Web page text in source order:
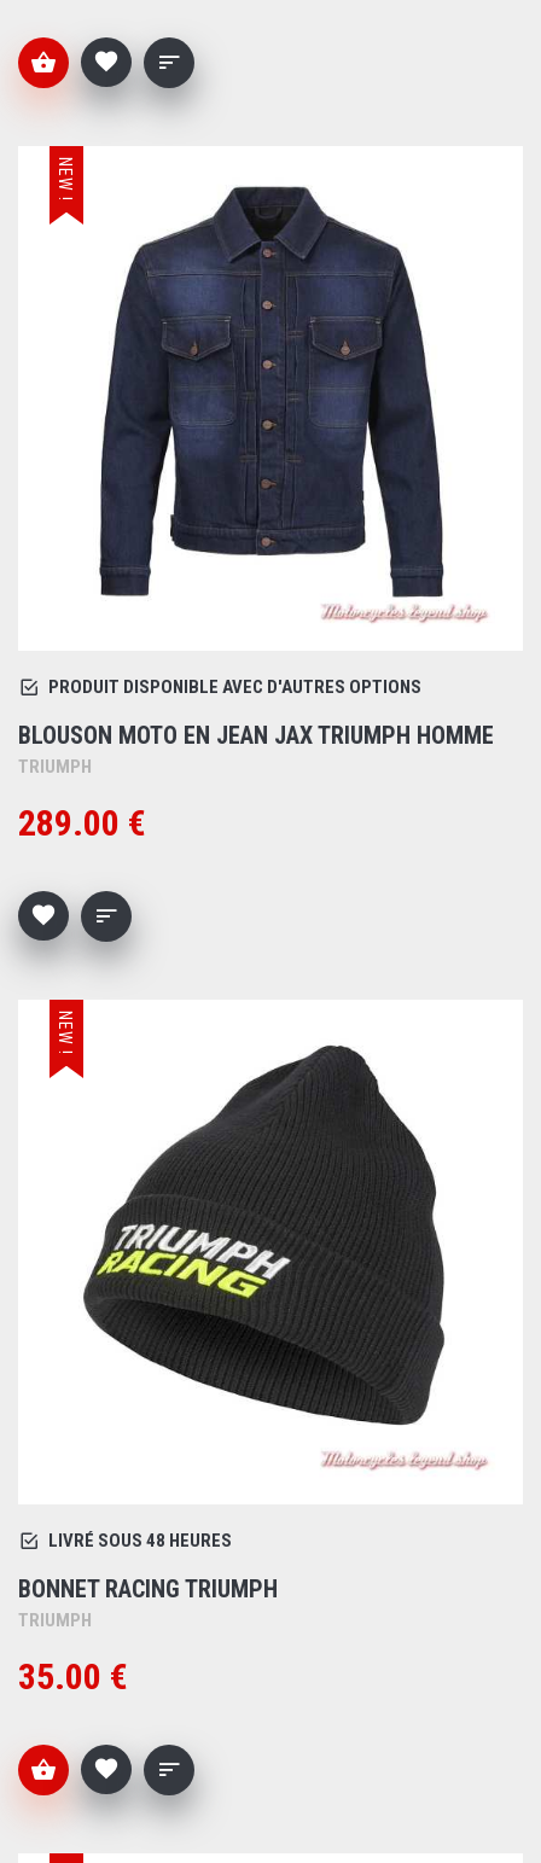
NEW !
PRODUIT DISPONIBLE AVEC D'AUTRES OPTIONS
BLOUSON MOTO EN JEAN JAX TRIUMPH HOMME
TRIUMPH
289.00 €
NEW !
LIVRÉ SOUS 48 HEURES
BONNET RACING TRIUMPH
TRIUMPH
35.00 €